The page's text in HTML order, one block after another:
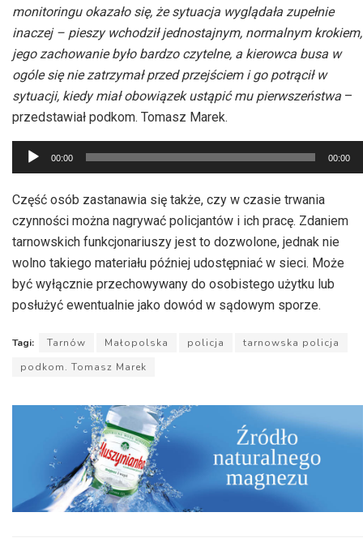
monitoringu okazało się, że sytuacja wyglądała zupełnie
inaczej – pieszy wchodził jednostajnym, normalnym krokiem,
jego zachowanie było bardzo czytelne, a kierowca busa w
ogóle się nie zatrzymał przed przejściem i go potrącił w
sytuacji, kiedy miał obowiązek ustąpić mu pierwszeństwa –
przedstawiał podkom. Tomasz Marek.
Odtwarzacz
plików
dźwiękowych
00:00 00:00
Część osób zastanawia się także, czy w czasie trwania
czynności można nagrywać policjantów i ich pracę. Zdaniem
tarnowskich funkcjonariuszy jest to dozwolone, jednak nie
wolno takiego materiału później udostępniać w sieci. Może
być wyłącznie przechowywany do osobistego użytku lub
posłużyć ewentualnie jako dowód w sądowym sporze.
Tagi: Tarnów Małopolska policja
tarnowska policja
podkom. Tomasz Marek